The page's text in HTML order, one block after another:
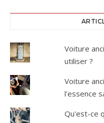
Voiture
utiliser ?
Voiture
l'essence
Qu'est-ce